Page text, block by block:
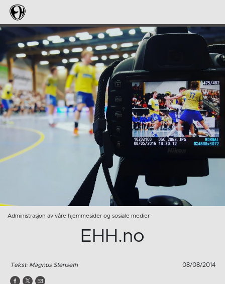
Administrasjon av våre hjemmesider og sosiale medier
EHH.no
Tekst: Magnus Stenseth 08/08/2014